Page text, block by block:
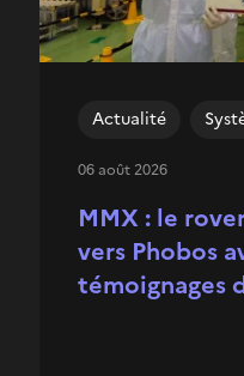
MMX : le
vers Phobos
témoignages
Actualité
06 août 2026